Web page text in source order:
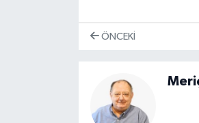
ÖNCEKI